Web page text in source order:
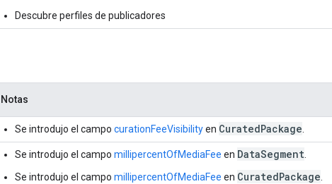
Descubre perfiles de publicadores
Notas
Se introdujo el campo curationFeeVisibilityen CuratedPackage
Se introdujo el campo millipercentOfMediaFee en DataSegment
Se introdujo el campo millipercentOfMediaFee en CuratedPackage